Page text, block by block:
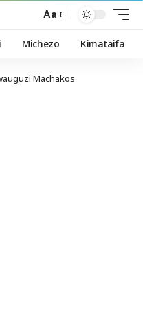
Aa
Michezo Kimataifa
Machakos